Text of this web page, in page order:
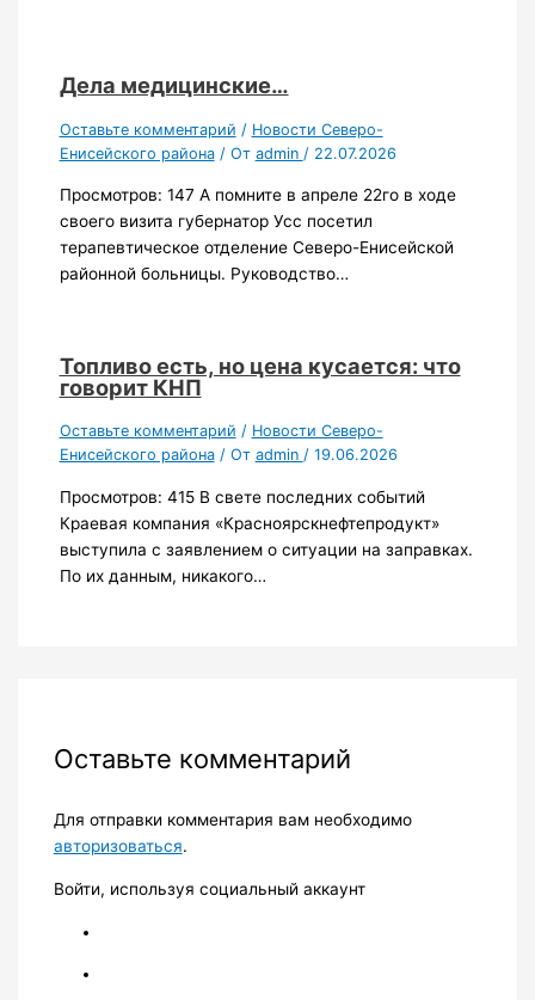
Дела медицинские…
Оставьте комментарий / Новости Северо-
Енисейского района/ От admin / 22.07.2026
Просмотров: 147 А помните в апреле 22го в ходе
своего визита губернатор Усс посетил
терапевтическое отделение Северо-Енисейской
районной больницы. Руководство…
Топливо есть, но цена кусается: что
говорит КНП
Оставьте комментарий / Новости Северо-
Енисейского района/ От admin / 19.06.2026
Просмотров: 415 В свете последних событий
Краевая компания «Красноярскнефтепродукт»
выступила с заявлением о ситуации на заправках.
По их данным, никакого…
Оставьте комментарий
Для отправки комментария вам необходимо
авторизоваться.
Войти, используя социальный аккаунт